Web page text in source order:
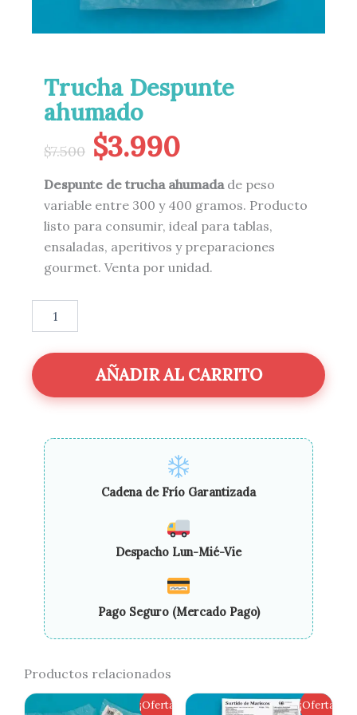
Trucha Despunte
ahumado
$7.500 El
precio
original
era:
$7.500.
$3.990El
precio
actual
es:
$3.990.
Despunte de trucha ahumadade peso
variable entre 300 y 400 gramos. Producto
listo para consumir, ideal para tablas,
ensaladas, aperitivos y preparaciones
gourmet. Venta por unidad.
Despunte
cantidad
AÑADIR AL CARRITO
Cadena de Frío Garantizada
Despacho Lun-Mié-Vie
Pago Seguro (Mercado Pago)
Productos relacionados
¡Oferta!
El
¡Oferta!
El